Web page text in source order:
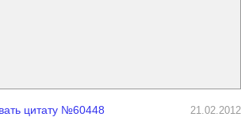
цитату №60448 21.02.2012